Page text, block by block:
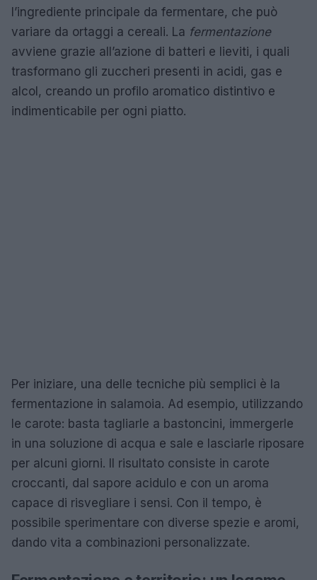
l’ingrediente principale da fermentare, che può
variare da ortaggi a cereali. La fermentazione
avviene grazie all’azione di batteri e lieviti, i quali
trasformano gli zuccheri presenti in acidi, gas e
alcol, creando un profilo aromatico distintivo e
indimenticabile per ogni piatto.
Per iniziare, una delle tecniche più semplici è la
fermentazione in salamoia. Ad esempio, utilizzando
le carote: basta tagliarle a bastoncini, immergerle
in una soluzione di acqua e sale e lasciarle riposare
per alcuni giorni. Il risultato consiste in carote
croccanti, dal sapore acidulo e con un aroma
capace di risvegliare i sensi. Con il tempo, è
possibile sperimentare con diverse spezie e aromi,
dando vita a combinazioni personalizzate.